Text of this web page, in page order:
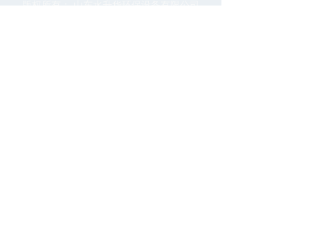
版权所有： 山东水升华环保设备有限公司